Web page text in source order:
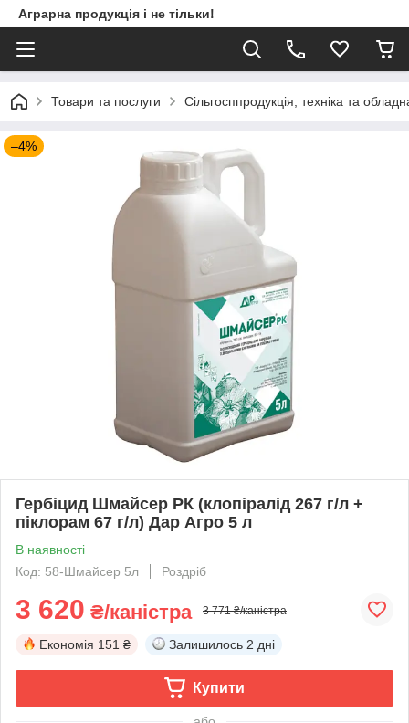
Аграрна продукція і не тільки!
Товари та послуги Сільгосппродукція, техніка та
–4%
Гербіцид Шмайсер РК (клопіралід 267 г/л +
піклорам 67 г/л) Дар Агро 5 л
В наявності
Код: 58-Шмайсер 5л
Роздріб
3 620 ₴/каністра 3 771 ₴/каністра
Економія 151 ₴ Залишилось 2 дні
Купити